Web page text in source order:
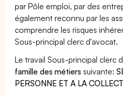
par Pôle emploi, par des
également reconnu par les
comprendre les risques
Sous-principal clerc d'avocat.
Le travail Sous-principal clerc
famille des métiers suivante:
PERSONNE ET A LA